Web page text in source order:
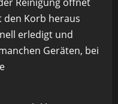
den Korb heraus
erledigt und
Geräten, bei